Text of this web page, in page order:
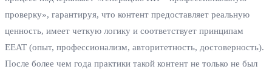
проверку», гарантируя, что контент предоставляет реальную
ценность, имеет четкую логику и соответствует принципам
EEAT (опыт, профессионализм, авторитетность, достоверность).
После более чем года практики такой контент не только не был